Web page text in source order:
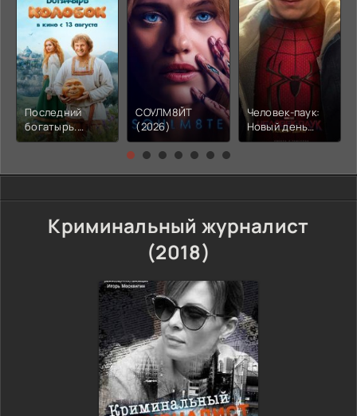
Последний
богатырь.
Колобок (2026)
СОУЛМ8ЙТ
(2026)
Человек-паук:
Новый день
(2026)
Криминальный журналист
(2018)